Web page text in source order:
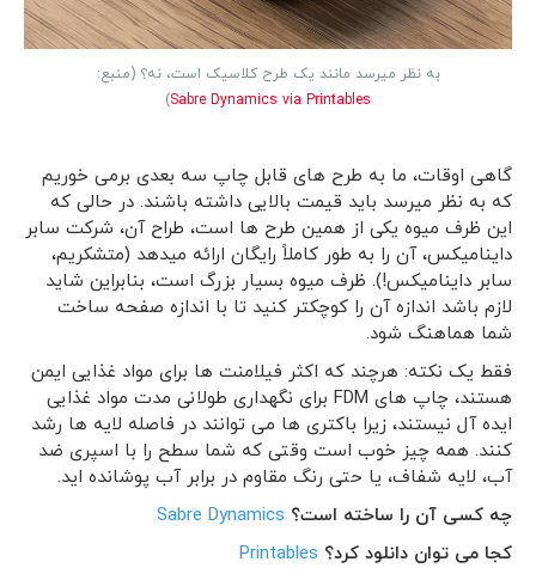
به نظر میرسد مانند یک طرح کلاسیک است، نه؟ (منبع:
Sabre Dynamics via Printables
)
گاهی اوقات، ما به طرح های قابل چاپ سه بعدی برمی خوریم
که به نظر میرسد باید قیمت بالایی داشته باشند. در حالی که
این ظرف میوه یکی از همین طرح ها است، طراح آن، شرکت سابر
داینامیکس، آن را به طور کاملاً رایگان ارائه میدهد (متشکریم،
سابر داینامیکس!). ظرف میوه بسیار بزرگ است، بنابراین شاید
لازم باشد اندازه آن را کوچکتر کنید تا با اندازه صفحه ساخت
شما هماهنگ شود.
فقط یک نکته: هرچند که اکثر فیلامنت ها برای مواد غذایی ایمن
هستند، چاپ های FDM برای نگهداری طولانی مدت مواد غذایی
ایده آل نیستند، زیرا باکتری ها می توانند در فاصله لایه ها رشد
کنند. همه چیز خوب است وقتی که شما سطح را با اسپری ضد
آب، لایه شفاف، یا حتی رنگ مقاوم در برابر آب پوشانده اید.
چه کسی آن را ساخته است؟ Sabre Dynamics
کجا می توان دانلود کرد؟ Printables